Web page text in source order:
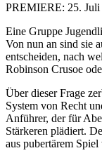
PREMIERE: 25. Juli
Eine Gruppe
Von nun an sind sie
entscheiden, nach
Robinson Crusoe
Über dieser Frage
System von Recht
Anführer, der für
Stärkeren plädiert.
aus pubertärem